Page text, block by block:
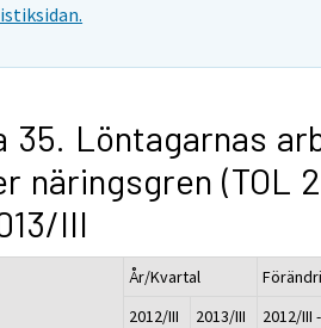
35. Löntagarnas
näringsgren (TOL
III
År/Kvartal
2012/III
2013/III
2012/III -